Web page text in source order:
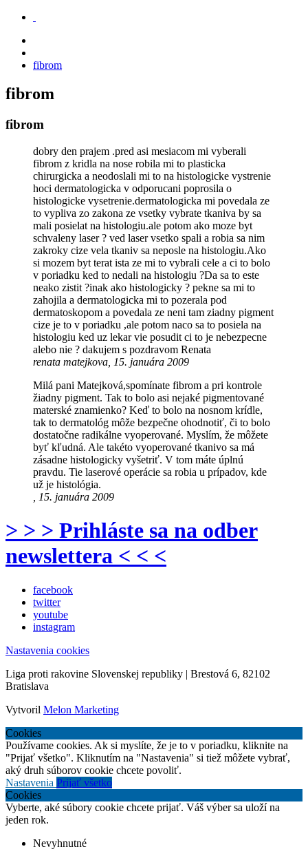
fibrom
fibrom
fibrom
dobry den prajem .pred asi mesiacom mi vyberali
fibrom z kridla na nose robila mi to plasticka
chirurgicka a neodoslali mi to na histologicke vystrenie
hoci dermatologicka v odporucani poprosila o
histologicke vysetrenie.dermatologicka mi povedala ze
to vypliva zo zakona ze vsetky vybrate tkaniva by sa
mali posielat na histologiu.ale potom ako moze byt
schvaleny laser ? ved laser vsetko spali a robia sa nim
zakroky cize vela tkaniv sa neposle na histologiu.Ako
si mozem byt terat ista ze mi to vybrali cele a ci to bolo
v poriadku ked to nedali na histologiu ?Da sa to este
neako zistit ?inak ako histologicky ? pekne sa mi to
zahojila a dermatologicka mi to pozerala pod
dermatoskopom a povedala ze neni tam ziadny pigment
cize je to v poriadku ,ale potom naco sa to posiela na
histologiu ked uz lekar vie posudit ci to je nebezpecne
alebo nie ? dakujem s pozdravom Renata
renata matejkova, 15. januára 2009
Milá pani Matejková,spomínate fibrom a pri kontrole
žiadny pigment. Tak to bolo asi nejaké pigmentované
materské znamienko? Keď to bolo na nosnom krídle,
tak to dermatológ môže bezpečne ohodnotiť, či to bolo
dostatočne radikálne vyoperované. Myslím, že môžete
byť kľudná. Ale takéto vyoperované tkanivo sa má
zásadne histologicky vyšetriť. V tom máte úplnú
pravdu. Tie laserové operácie sa robia u prípadov, kde
už je histológia.
, 15. januára 2009
> > > Prihláste sa na odber
newslettera < < <
facebook
twitter
youtube
instagram
Nastavenia cookies
Liga proti rakovine Slovenskej republiky | Brestová 6, 82102
Bratislava
Vytvoril Melon Marketing
Cookies
Používame cookies. Ak si myslíte, že je to v poriadku, kliknite na
"Prijať všetko". Kliknutím na "Nastavenia" si tiež môžete vybrať,
aký druh súborov cookie chcete povoliť.
Nastavenia Prijať všetko
Cookies
Vyberte, aké súbory cookie chcete prijať. Váš výber sa uloží na
jeden rok.
Nevyhnutné